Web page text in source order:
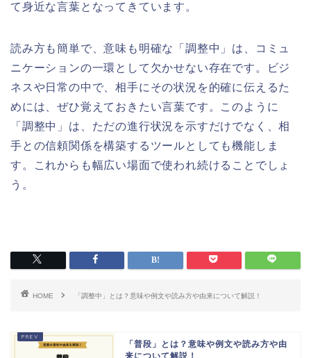
て身近な言葉となってきています。
読み方も簡単で、意味も明確な「調整中」は、コミュ
ニケーションの一環として欠かせない存在です。ビジ
ネスや日常の中で、相手にその状況を的確に伝えるた
めには、ぜひ覚えておきたい言葉です。このように
「調整中」は、ただの進行状況を示すだけでなく、相
手との信頼関係を構築するツールとしても機能しま
す。これからも幅広い場面で使われ続けることでしょ
う。
HOME 「調整中」とは？意味や例文や読み方や由来について解説！
「普段」とは？意味や例文や読み方や由